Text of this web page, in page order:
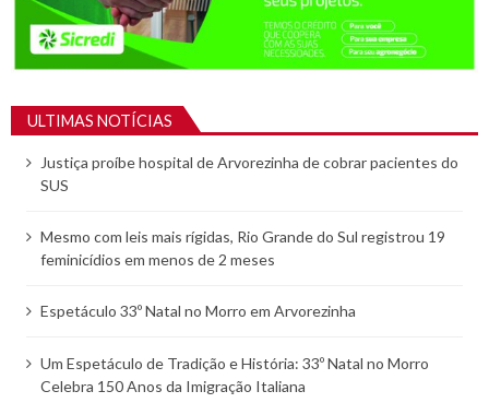
ULTIMAS NOTÍCIAS
Justiça proíbe hospital de Arvorezinha de cobrar pacientes do
SUS
Mesmo com leis mais rígidas, Rio Grande do Sul registrou 19
feminicídios em menos de 2 meses
Espetáculo 33º Natal no Morro em Arvorezinha
Um Espetáculo de Tradição e História: 33º Natal no Morro
Celebra 150 Anos da Imigração Italiana